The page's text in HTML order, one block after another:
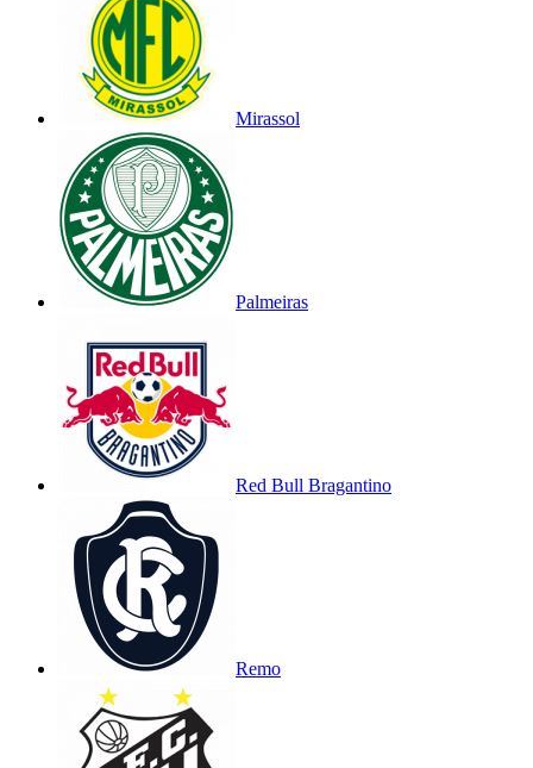
Mirassol
Palmeiras
Red Bull Bragantino
Remo